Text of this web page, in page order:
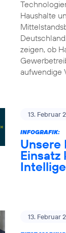
Haushalte
zeigen, ob
aufwendige
13. Februar
INFOGRAFIK:
Unsere
13. Februar